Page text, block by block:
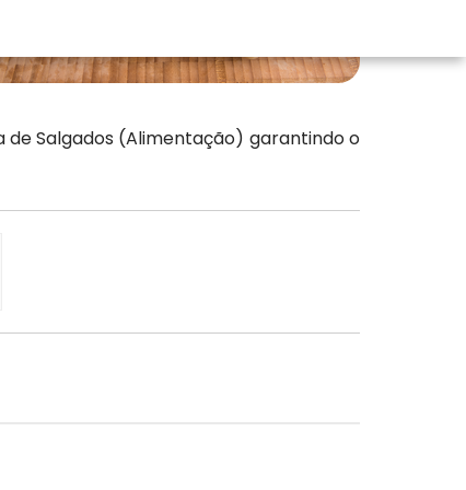
de Salgados (Alimentação) garantindo o